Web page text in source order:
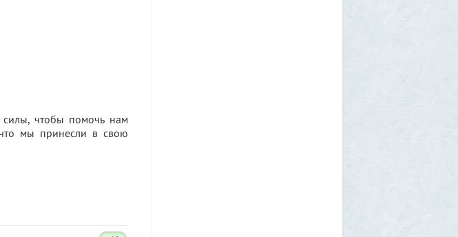
чтобы помочь нам
мы принесли в свою